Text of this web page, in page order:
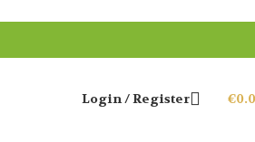
Login / Register €